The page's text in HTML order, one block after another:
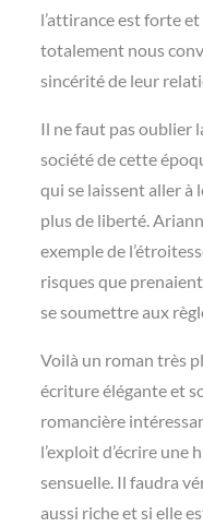
l’attirance est forte
totalement nous
sincérité de leur
Il ne faut pas oublier
société de cette
qui se laissent aller à
plus de liberté.
exemple de
risques que
se soumettre aux
Voilà un roman très
écriture élégante et
romancière
l’exploit d’écrire
sensuelle. Il faudra
aussi riche et si elle